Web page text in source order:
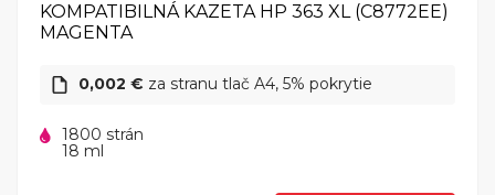
KOMPATIBILNÁ KAZETA HP 363 XL (C8772EE)
MAGENTA
0,002 € za stranu tlač A4, 5% pokrytie
1800 strán
18 ml